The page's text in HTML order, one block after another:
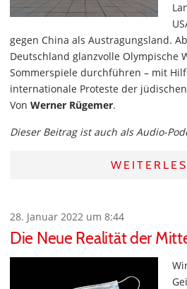
gegen China als Austragungsland.
Deutschland glanzvolle Olympische
Sommerspiele durchführen – mit
internationale Proteste der
Von Werner Rügemer.
Dieser Beitrag ist auch als Audio-
28. Januar 2022 um 8:44
Die Neue Realität der